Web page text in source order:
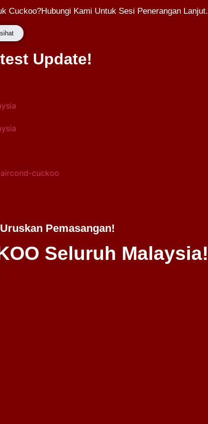
Cuckoo?Hubungi Kami Untuk Sesi Penerangan Lanjut.
Update!
Pemasangan!
Seluruh Malaysia!